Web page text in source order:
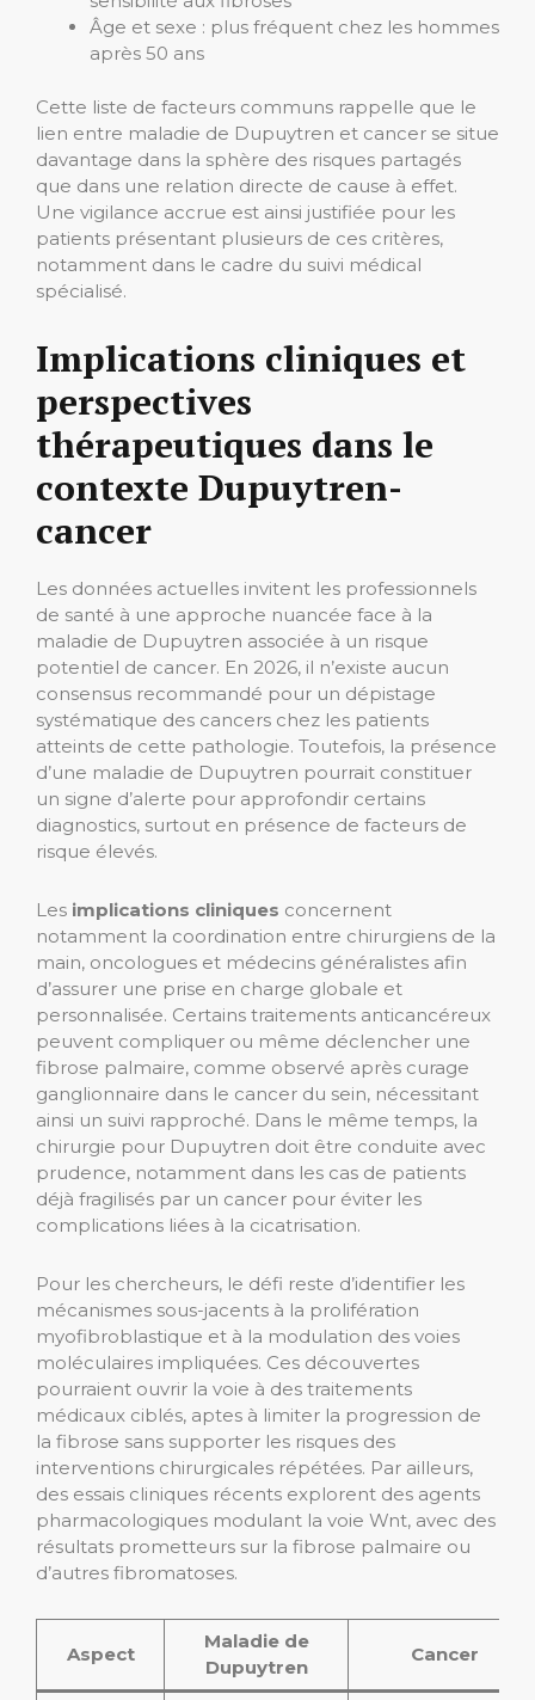
Âge et sexe : plus fréquent chez les hommes
après 50 ans
Cette liste de facteurs communs rappelle que le
lien entre maladie de Dupuytren et cancer se situe
davantage dans la sphère des risques partagés
que dans une relation directe de cause à effet.
Une vigilance accrue est ainsi justifiée pour les
patients présentant plusieurs de ces critères,
notamment dans le cadre du suivi médical
spécialisé.
Implications cliniques et
perspectives
thérapeutiques dans le
contexte Dupuytren-
cancer
Les données actuelles invitent les professionnels
de santé à une approche nuancée face à la
maladie de Dupuytren associée à un risque
potentiel de cancer. En 2026, il n’existe aucun
consensus recommandé pour un dépistage
systématique des cancers chez les patients
atteints de cette pathologie. Toutefois, la présence
d’une maladie de Dupuytren pourrait constituer
un signe d’alerte pour approfondir certains
diagnostics, surtout en présence de facteurs de
risque élevés.
Les implications cliniques concernent
notamment la coordination entre chirurgiens de la
main, oncologues et médecins généralistes afin
d’assurer une prise en charge globale et
personnalisée. Certains traitements anticancéreux
peuvent compliquer ou même déclencher une
fibrose palmaire, comme observé après curage
ganglionnaire dans le cancer du sein, nécessitant
ainsi un suivi rapproché. Dans le même temps, la
chirurgie pour Dupuytren doit être conduite avec
prudence, notamment dans les cas de patients
déjà fragilisés par un cancer pour éviter les
complications liées à la cicatrisation.
Pour les chercheurs, le défi reste d’identifier les
mécanismes sous-jacents à la prolifération
myofibroblastique et à la modulation des voies
moléculaires impliquées. Ces découvertes
pourraient ouvrir la voie à des traitements
médicaux ciblés, aptes à limiter la progression de
la fibrose sans supporter les risques des
interventions chirurgicales répétées. Par ailleurs,
des essais cliniques récents explorent des agents
pharmacologiques modulant la voie Wnt, avec des
résultats prometteurs sur la fibrose palmaire ou
d’autres fibromatoses.
Aspect
Maladie de
Dupuytren
Cancer